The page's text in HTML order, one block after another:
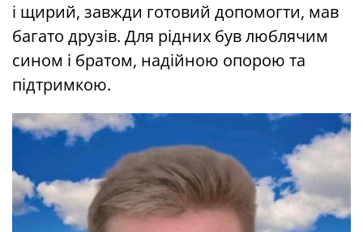
і щирий, завжди готовий допомогти, мав
багато друзів. Для рідних був люблячим
сином і братом, надійною опорою та
підтримкою.